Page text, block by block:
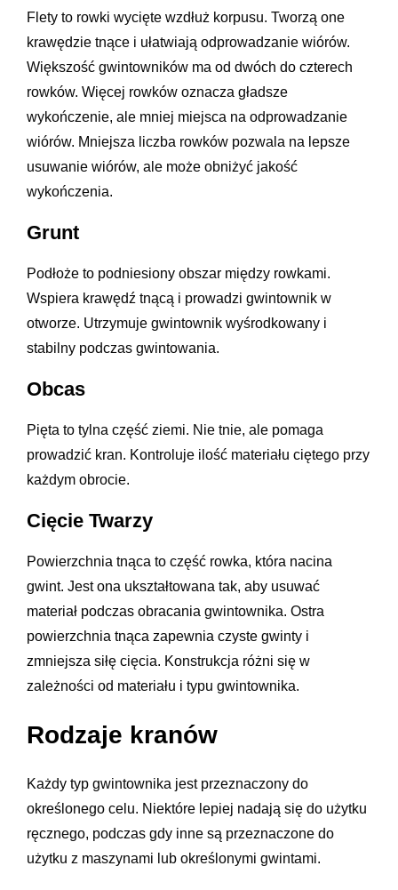
Flety to rowki wycięte wzdłuż korpusu. Tworzą one
krawędzie tnące i ułatwiają odprowadzanie wiórów.
Większość gwintowników ma od dwóch do czterech
rowków. Więcej rowków oznacza gładsze
wykończenie, ale mniej miejsca na odprowadzanie
wiórów. Mniejsza liczba rowków pozwala na lepsze
usuwanie wiórów, ale może obniżyć jakość
wykończenia.
Grunt
Podłoże to podniesiony obszar między rowkami.
Wspiera krawędź tnącą i prowadzi gwintownik w
otworze. Utrzymuje gwintownik wyśrodkowany i
stabilny podczas gwintowania.
Obcas
Pięta to tylna część ziemi. Nie tnie, ale pomaga
prowadzić kran. Kontroluje ilość materiału ciętego przy
każdym obrocie.
Cięcie Twarzy
Powierzchnia tnąca to część rowka, która nacina
gwint. Jest ona ukształtowana tak, aby usuwać
materiał podczas obracania gwintownika. Ostra
powierzchnia tnąca zapewnia czyste gwinty i
zmniejsza siłę cięcia. Konstrukcja różni się w
zależności od materiału i typu gwintownika.
Rodzaje kranów
Każdy typ gwintownika jest przeznaczony do
określonego celu. Niektóre lepiej nadają się do użytku
ręcznego, podczas gdy inne są przeznaczone do
użytku z maszynami lub określonymi gwintami.